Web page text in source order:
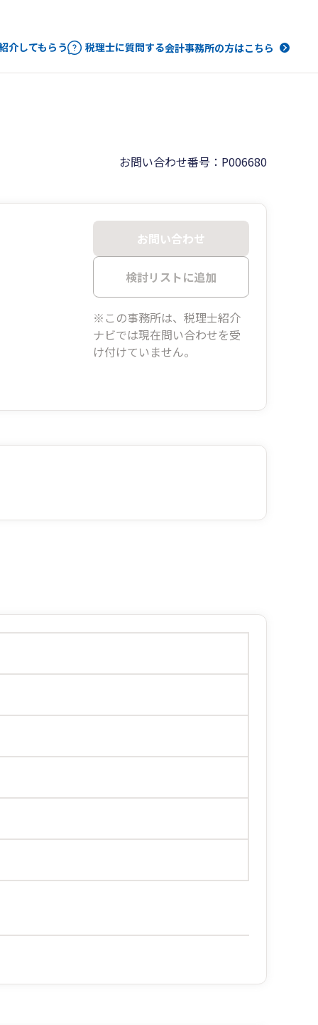
介してもらう 税理士に質問する会計事務所の方はこちら
お問い合わせ番号：P006680
お問い合わせ
検討リストに追加
※この事務所は、税理士紹介
ナビでは現在問い合わせを受
け付けていません。